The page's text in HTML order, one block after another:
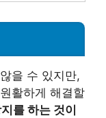
을 수 있지만,
활하게 해결할
를 하는 것이